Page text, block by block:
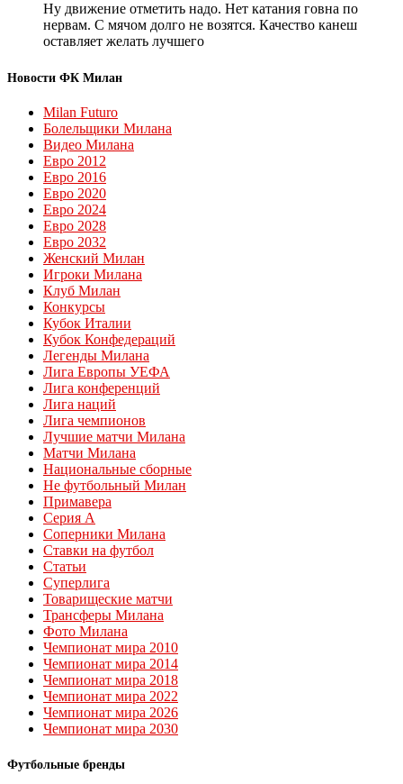
Ну движение отметить надо. Нет катания говна по
нервам. С мячом долго не возятся. Качество канеш
оставляет желать лучшего
Новости ФК Милан
Milan Futuro
Болельщики Милана
Видео Милана
Евро 2012
Евро 2016
Евро 2020
Евро 2024
Евро 2028
Евро 2032
Женский Милан
Игроки Милана
Клуб Милан
Конкурсы
Кубок Италии
Кубок Конфедераций
Легенды Милана
Лига Европы УЕФА
Лига конференций
Лига наций
Лига чемпионов
Лучшие матчи Милана
Матчи Милана
Национальные сборные
Не футбольный Милан
Примавера
Серия А
Соперники Милана
Ставки на футбол
Статьи
Суперлига
Товарищеские матчи
Трансферы Милана
Фото Милана
Чемпионат мира 2010
Чемпионат мира 2014
Чемпионат мира 2018
Чемпионат мира 2022
Чемпионат мира 2026
Чемпионат мира 2030
Футбольные бренды